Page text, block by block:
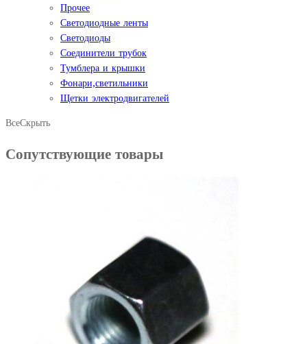
Прочее
Светодиодные ленты
Светодиоды
Соединители трубок
Тумблера и крышки
Фонари,светильники
Щетки электродвигателей
ВсеСкрыть
Сопутствующие товары